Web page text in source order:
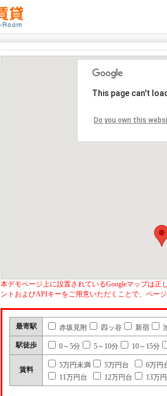
This page can't
Do you own this
本デモページ上に設置されているGoogleマップは正
ントおよびAPIキーをご用意いただくことで、ペー
最寄駅 赤坂見附 四ッ谷 新宿
駅徒歩 0～5分 5～10分 10～15分
賃料
5万円未満 5万円台 6万円
11万円台
12万円台 13万